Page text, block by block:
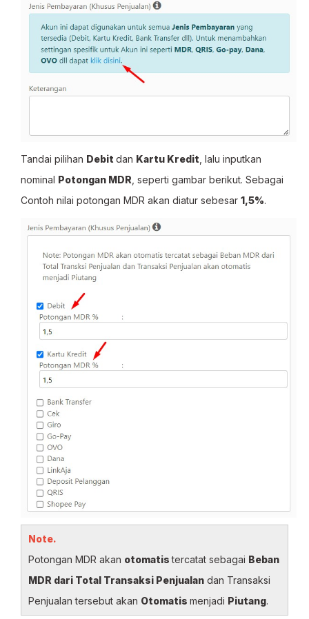
Tandai pilihan Debit dan Kartu Kredit , lalu inputkan
nominal Potongan MDR , seperti gambar berikut. Sebagai
Contoh nilai potongan MDR akan diatur sebesar 1,5%.
Note.
Potongan MDR akan otomatistercatat sebagai Beban
MDR dari Total Transaksi Penjualan dan Transaksi
Penjualan tersebut akan Otomatis menjadi Piutang.